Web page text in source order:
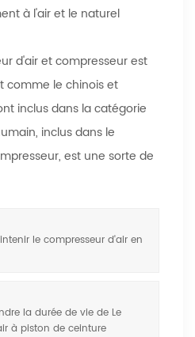
à l'air et le naturel
d'air et compresseur est
comme le chinois et
inclus dans la catégorie
inclus dans le
est une sorte de
le compresseur d'air en
la durée de vie de Le
à piston de ceinture